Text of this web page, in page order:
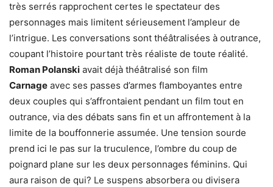
très serrés rapprochent certes le spectateur des
personnages mais limitent sérieusement l’ampleur de
l’intrigue. Les conversations sont théâtralisées à outrance,
coupant l’histoire pourtant très réaliste de toute réalité.
Roman Polanski avait déjà théâtralisé son film
Carnage avec ses passes d’armes flamboyantes entre
deux couples qui s’affrontaient pendant un film tout en
outrance, via des débats sans fin et un affrontement à la
limite de la bouffonnerie assumée. Une tension sourde
prend ici le pas sur la truculence, l’ombre du coup de
poignard plane sur les deux personnages féminins. Qui
aura raison de qui? Le suspens absorbera ou divisera